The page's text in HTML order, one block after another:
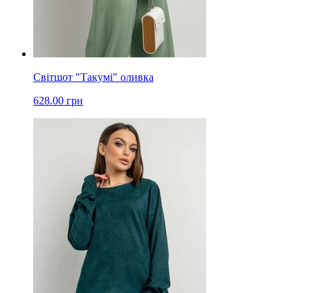
Світшот "Такумі" оливка
628.00 грн